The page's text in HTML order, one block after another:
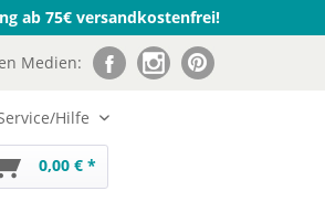
ab 75€ versandkostenfrei!
Medien:
Hilfe
0,00 € *